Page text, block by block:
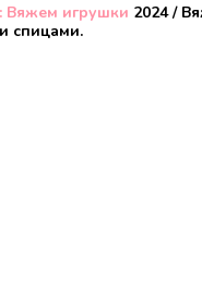
Вяжем игрушки 2024 /
спицами.